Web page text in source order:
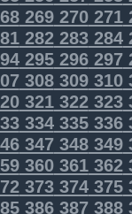
269270271
282283284
295296297
308309310
321322323
334335336
347348349
360361362
373374375
386387388